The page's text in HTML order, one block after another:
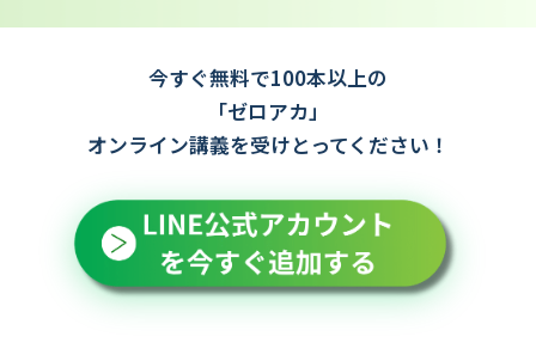
今すぐ無料で100本以上の
「ゼロアカ」
オンライン講義を受けとってください！